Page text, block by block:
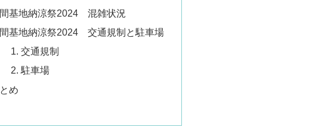
間基地納涼祭2024 混雑状況
基地納涼祭2024 交通規制と駐車場
交通規制
駐車場
め